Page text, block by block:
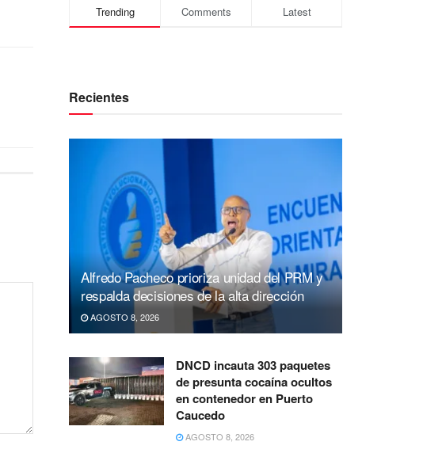
Trending Comments Latest
Recientes
Alfredo Pacheco prioriza unidad del PRM y
respalda decisiones de la alta dirección
AGOSTO 8, 2026
DNCD incauta 303 paquetes
de presunta cocaína ocultos
en contenedor en Puerto
Caucedo
AGOSTO 8, 2026